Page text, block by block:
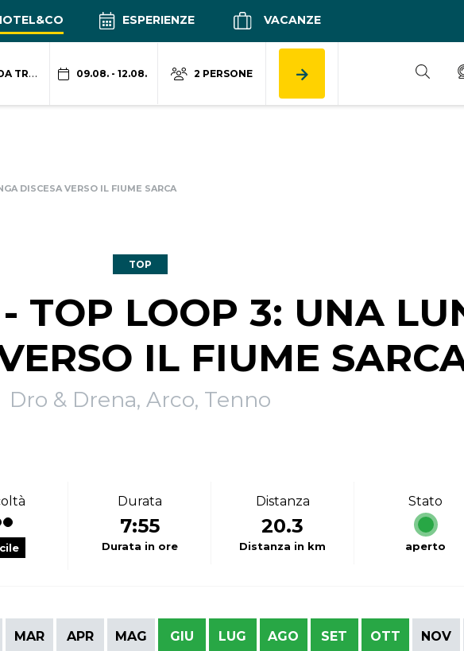
ESPERIENZE VACANZE
TRENTINO 09.08. - 12.08. 2 PERSONE
DISCESA VERSO IL FIUME SARCA
TOP
TOP LOOP 3: UNA
IL FIUME
Dro & Drena, Arco, Tenno
Durata
7:55
Durata in ore
Distanza
20.3
Distanza in km
Stato
aperto
MAR APR MAG GIU LUG AGO SET OTT NOV